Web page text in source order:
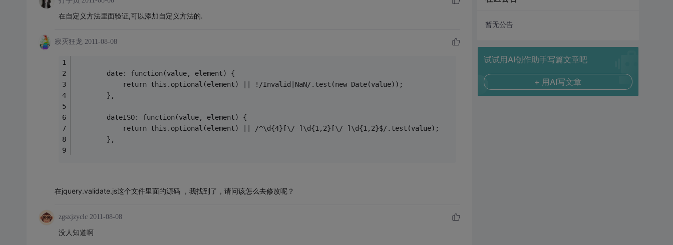
在自定义方法里面验证,可以添加自定义方法的.
寂灭狂龙 2011-08-08
		date: function(value, element) {
			return this.optional(element) || !/Invalid|NaN/.test(new Date(value));
		},
		dateISO: function(value, element) {
			return this.optional(element) || /^\d{4}[\/-]\d{1,2}[\/-]\d{1,2}$/.test(value);
		},
在jquery.validate.js这个文件里面的源码 ，我找到了，请问该怎么去修改呢？
zgsxjzyclc 2011-08-08
没人知道啊
暂无公告
试试用AI创作助手写篇文章吧
+ 用AI写文章